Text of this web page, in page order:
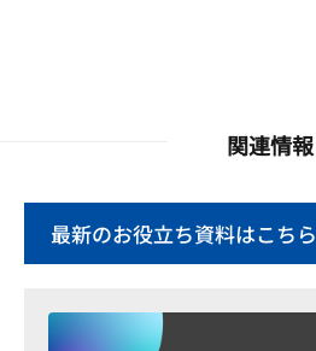
関連情報
最新のお役立ち資料はこちら